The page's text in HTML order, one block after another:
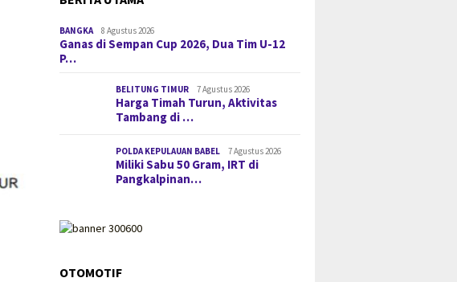
BANGKA 8 Agustus 2026
Ganas di Sempan Cup 2026, Dua Tim U-12
P…
BELITUNG TIMUR 7 Agustus 2026
Harga Timah Turun, Aktivitas
Tambang di …
POLDA KEPULAUAN BABEL 7 Agustus 2026
Miliki Sabu 50 Gram, IRT di
Pangkalpinan…
OTOMOTIF